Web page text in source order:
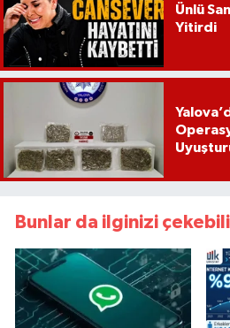
Ünlü
Yitirdi
Bunlar da ilginizi